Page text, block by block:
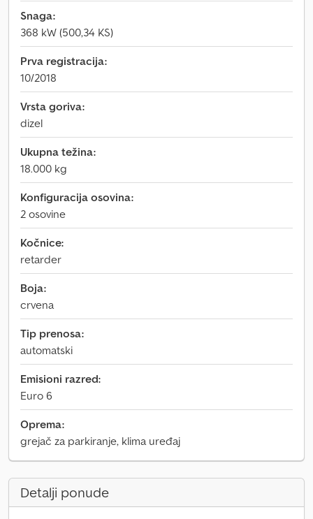
Snaga:
368 kW (500,34 KS)
Prva registracija:
10/2018
Vrsta goriva:
dizel
Ukupna težina:
18.000 kg
Konfiguracija osovina:
2 osovine
Kočnice:
retarder
Boja:
crvena
Tip prenosa:
automatski
Emisioni razred:
Euro 6
Oprema:
grejač za parkiranje, klima uređaj
Detalji ponude